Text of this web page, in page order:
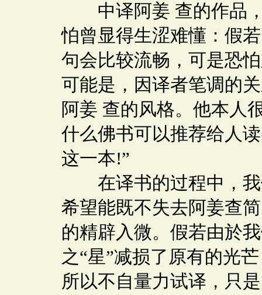
中译阿姜 查的作品，
怕曾显得生涩难懂：假
句会比较流畅，可是恐
可能是，因译者笔调的
阿姜 查的风格。他本人
什么佛书可以推荐给人
这一本!”
在译书的过程中，我
希望能既不失去阿姜查
的精辟入微。假若由於
之“星”减损了原有的光
所以不自量力试译，只